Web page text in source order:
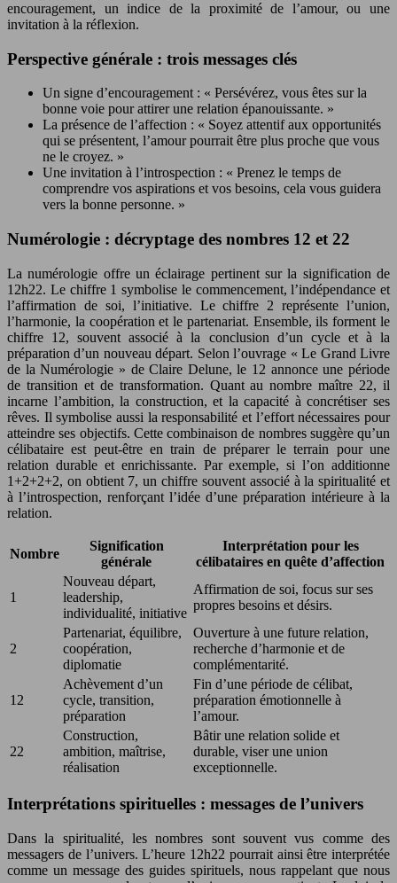
encouragement, un indice de la proximité de l’amour, ou une
invitation à la réflexion.
Perspective générale : trois messages clés
Un signe d’encouragement : « Persévérez, vous êtes sur la
bonne voie pour attirer une relation épanouissante. »
La présence de l’affection : « Soyez attentif aux opportunités
qui se présentent, l’amour pourrait être plus proche que vous
ne le croyez. »
Une invitation à l’introspection : « Prenez le temps de
comprendre vos aspirations et vos besoins, cela vous guidera
vers la bonne personne. »
Numérologie : décryptage des nombres 12 et 22
La numérologie offre un éclairage pertinent sur la signification de
12h22. Le chiffre 1 symbolise le commencement, l’indépendance et
l’affirmation de soi, l’initiative. Le chiffre 2 représente l’union,
l’harmonie, la coopération et le partenariat. Ensemble, ils forment le
chiffre 12, souvent associé à la conclusion d’un cycle et à la
préparation d’un nouveau départ. Selon l’ouvrage « Le Grand Livre
de la Numérologie » de Claire Delune, le 12 annonce une période
de transition et de transformation. Quant au nombre maître 22, il
incarne l’ambition, la construction, et la capacité à concrétiser ses
rêves. Il symbolise aussi la responsabilité et l’effort nécessaires pour
atteindre ses objectifs. Cette combinaison de nombres suggère qu’un
célibataire est peut-être en train de préparer le terrain pour une
relation durable et enrichissante. Par exemple, si l’on additionne
1+2+2+2, on obtient 7, un chiffre souvent associé à la spiritualité et
à l’introspection, renforçant l’idée d’une préparation intérieure à la
relation.
Nombre
Signification
générale
Interprétation pour les
célibataires en quête d’affection
1
Nouveau départ,
leadership,
individualité, initiative
Affirmation de soi, focus sur ses
propres besoins et désirs.
2
Partenariat, équilibre,
coopération,
diplomatie
Ouverture à une future relation,
recherche d’harmonie et de
complémentarité.
12
Achèvement d’un
cycle, transition,
préparation
Fin d’une période de célibat,
préparation émotionnelle à
l’amour.
22
Construction,
ambition, maîtrise,
réalisation
Bâtir une relation solide et
durable, viser une union
exceptionnelle.
Interprétations spirituelles : messages de l’univers
Dans la spiritualité, les nombres sont souvent vus comme des
messagers de l’univers. L’heure 12h22 pourrait ainsi être interprétée
comme un message des guides spirituels, nous rappelant que nous